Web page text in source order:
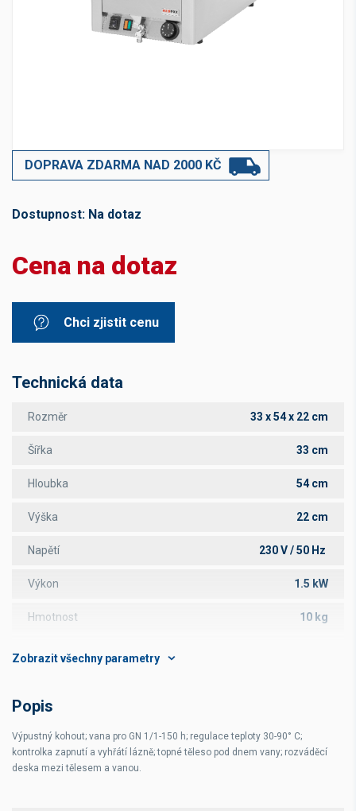
DOPRAVA ZDARMA NAD 2000 KČ
Dostupnost: Na dotaz
Cena na dotaz
Chci zjistit cenu
Technická data
Rozměr 33 x 54 x 22 cm
Šířka 33 cm
Hloubka 54 cm
Výška 22 cm
Napětí 230 V / 50 Hz
Výkon 1.5 kW
Hmotnost 10 kg
Kapacita
Čistá hmotnost kg
Popis
Výpustný kohout; vana pro GN 1/1-150 h; regulace teploty 30-90° C;
kontrolka zapnutí a vyhřátí lázně; topné těleso pod dnem vany; rozváděcí
deska mezi tělesem a vanou.